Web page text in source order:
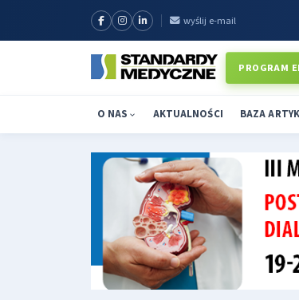
wyślij e-mail
PROGRAM
O NAS AKTUALNOŚCI BAZA